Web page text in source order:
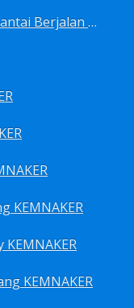
Sertifikasi Ban Berjalan Dan Rantai Berjalan KEMNAKER
KEMNAKER
KEMNAKER